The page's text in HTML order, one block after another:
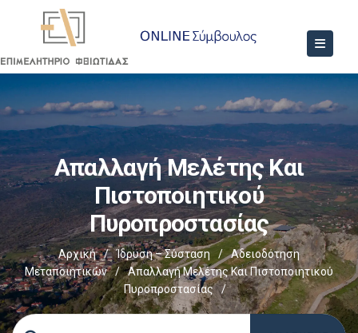
Απαλλαγή Μελέτης Και
Πιστοποιητικού
Πυροπροστασίας
Αρχική / Ίδρυση – Σύσταση /
Αδειοδότηση
Μεταποιητικών
/
Απαλλαγή Μελέτης Και Πιστοποιητικού
Πυροπροστασίας
/